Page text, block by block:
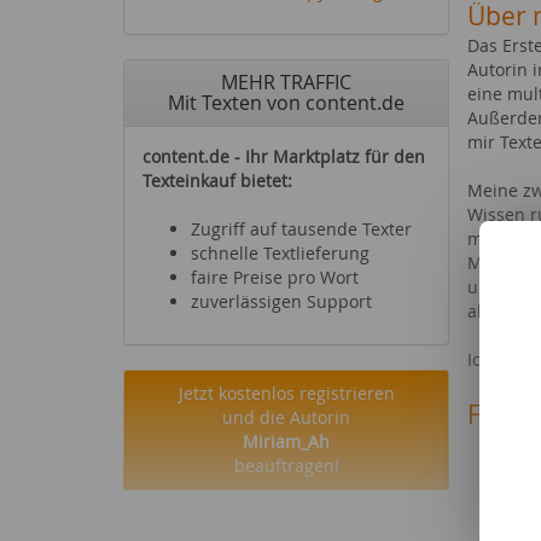
MEHR TRAFFIC
Mit Texten von content.de
content.de - Ihr Marktplatz für den
Texteinkauf bietet:
Zugriff auf tausende Texter
schnelle Textlieferung
faire Preise pro Wort
zuverlässigen Support
Jetzt kostenlos registrieren
und die Autorin
Miriam_Ah
beauftragen!
Über
Das
Autorin
eine
mir
Meine
Wissen
meiner
Mode,
und
Ich bin